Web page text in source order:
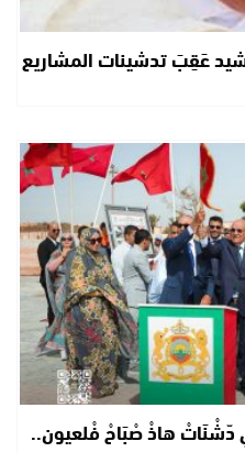
عَقِبَ تدشينات المشاريع
دّشْنَاتْ هاذْ صْبَاحْ فْلعيون..